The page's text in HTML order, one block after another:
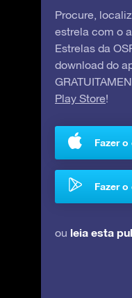
Procure,
estrela com o
Estrelas da
download do
Play Store!
Fazer
Fazer
ou leia esta